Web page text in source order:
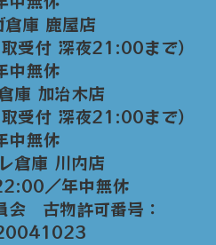
庫 鹿屋店
付 深夜21:00まで）
中無休
庫 加治木店
付 深夜21:00まで）
中無休
倉庫 川内店
／年中無休
会 古物許可番号：